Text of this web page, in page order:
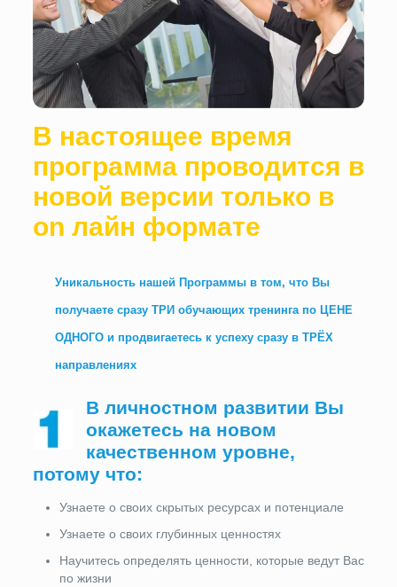
В настоящее время
программа проводится в
новой версии только в
оn лайн формате
Уникальность нашей Программы в том, что Вы
получаете сразу ТРИ обучающих тренинга по ЦЕНЕ
ОДНОГО и продвигаетесь к успеху сразу в ТРЁХ
направлениях
В личностном развитии Вы
окажетесь на новом
качественном уровне,
потому что:
Узнаете о своих скрытых ресурсах и потенциале
Узнаете о своих глубинных ценностях
Научитесь определять ценности, которые ведут Вас
по жизни